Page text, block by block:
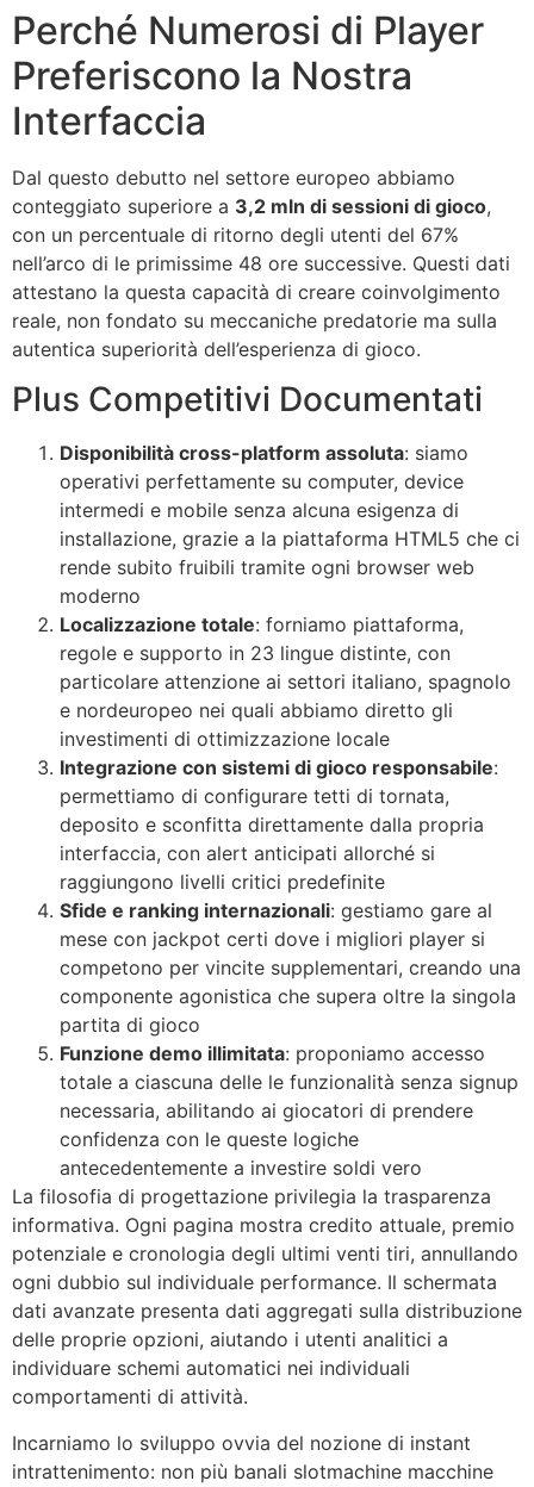
Perché Numerosi di Player
Preferiscono la Nostra
Interfaccia
Dal questo debutto nel settore europeo abbiamo
conteggiato superiore a 3,2 mln di sessioni di gioco,
con un percentuale di ritorno degli utenti del 67%
nell’arco di le primissime 48 ore successive. Questi dati
attestano la questa capacità di creare coinvolgimento
reale, non fondato su meccaniche predatorie ma sulla
autentica superiorità dell’esperienza di gioco.
Plus Competitivi Documentati
Disponibilità cross-platform assoluta: siamo
operativi perfettamente su computer, device
intermedi e mobile senza alcuna esigenza di
installazione, grazie a la piattaforma HTML5 che ci
rende subito fruibili tramite ogni browser web
moderno
Localizzazione totale: forniamo piattaforma,
regole e supporto in 23 lingue distinte, con
particolare attenzione ai settori italiano, spagnolo
e nordeuropeo nei quali abbiamo diretto gli
investimenti di ottimizzazione locale
Integrazione con sistemi di gioco responsabile:
permettiamo di configurare tetti di tornata,
deposito e sconfitta direttamente dalla propria
interfaccia, con alert anticipati allorché si
raggiungono livelli critici predefinite
Sfide e ranking internazionali: gestiamo gare al
mese con jackpot certi dove i migliori player si
competono per vincite supplementari, creando una
componente agonistica che supera oltre la singola
partita di gioco
Funzione demo illimitata: proponiamo accesso
totale a ciascuna delle le funzionalità senza signup
necessaria, abilitando ai giocatori di prendere
confidenza con le queste logiche
antecedentemente a investire soldi vero
La filosofia di progettazione privilegia la trasparenza
informativa. Ogni pagina mostra credito attuale, premio
potenziale e cronologia degli ultimi venti tiri, annullando
ogni dubbio sul individuale performance. Il schermata
dati avanzate presenta dati aggregati sulla distribuzione
delle proprie opzioni, aiutando i utenti analitici a
individuare schemi automatici nei individuali
comportamenti di attività.
Incarniamo lo sviluppo ovvia del nozione di instant
intrattenimento: non più banali slotmachine macchine